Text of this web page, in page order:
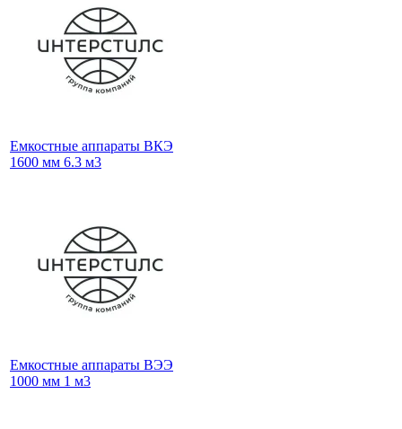
Емкостные аппараты ВКЭ
1600 мм 6.3 м3
Емкостные аппараты ВЭЭ
1000 мм 1 м3